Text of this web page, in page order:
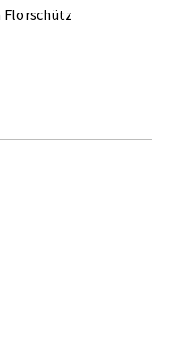
Florschütz